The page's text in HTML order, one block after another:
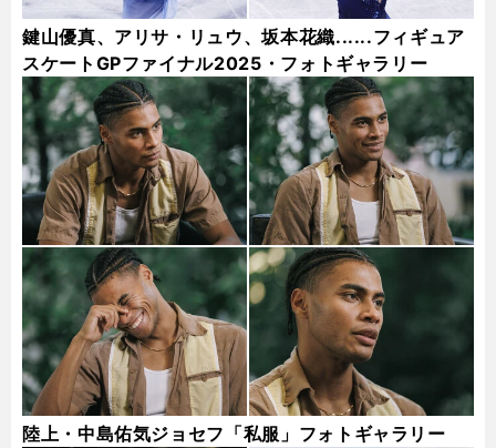
鍵山優真、アリサ・リュウ、坂本花織......フィギュア
スケートGPファイナル2025・フォトギャラリー
陸上・中島佑気ジョセフ「私服」フォトギャラリー